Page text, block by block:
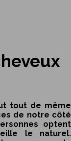
tout de même
de notre côté
optent
le naturel.